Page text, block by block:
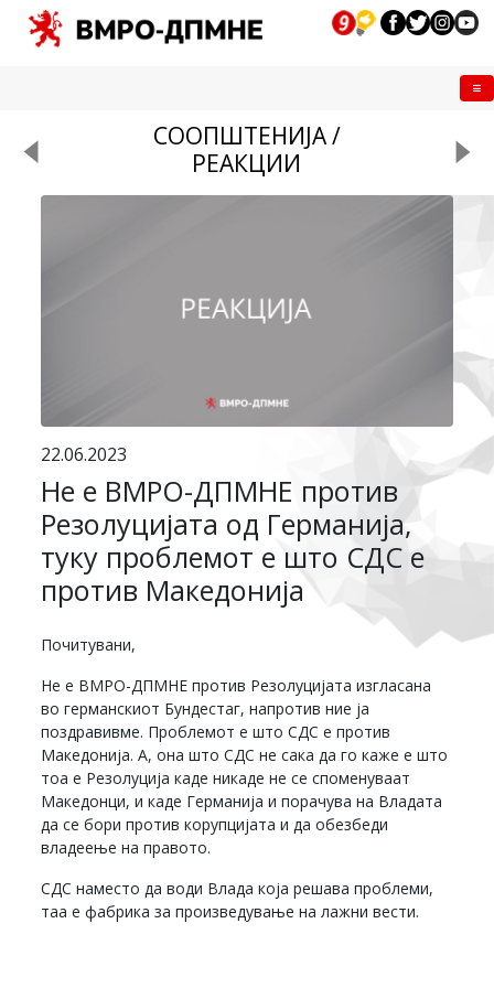
СООПШТЕНИЈА /
РЕАКЦИИ
22.06.2023
Не е ВМРО-ДПМНЕ против
Резолуцијата од Германија,
туку проблемот е што СДС е
против Македонија
Почитувани,
Не е ВМРО-ДПМНЕ против Резолуцијата изгласана
во германскиот Бундестаг, напротив ние ја
поздравивме. Проблемот е што СДС е против
Македонија. А, она што СДС не сака да го каже е што
тоа е Резолуција каде никаде не се споменуваат
Македонци, и каде Германија и порачува на Владата
да се бори против корупцијата и да обезбеди
владеење на правото.
СДС наместо да води Влада која решава проблеми,
таа е фабрика за произведување на лажни вести.